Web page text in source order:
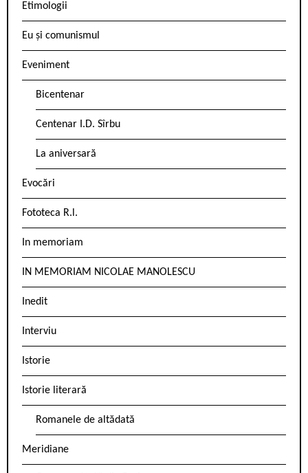
Etimologii
Eu și comunismul
Eveniment
Bicentenar
Centenar I.D. Sîrbu
La aniversară
Evocări
Fototeca R.l.
In memoriam
IN MEMORIAM NICOLAE MANOLESCU
Inedit
Interviu
Istorie
Istorie literară
Romanele de altădată
Meridiane